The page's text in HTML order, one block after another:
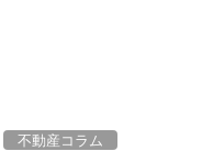
不動産コラム